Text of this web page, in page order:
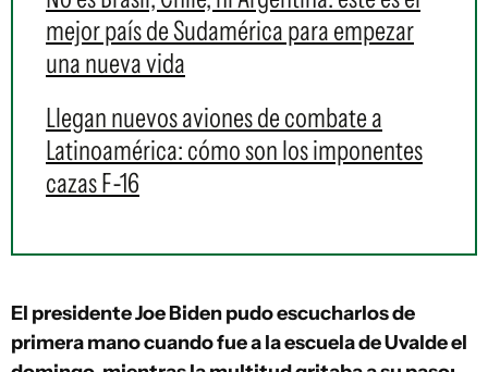
mejor país de Sudamérica para empezar
una nueva vida
Llegan nuevos aviones de combate a
Latinoamérica: cómo son los imponentes
cazas F-16
El presidente Joe Biden pudo escucharlos de
primera mano cuando fue a la escuela de Uvalde el